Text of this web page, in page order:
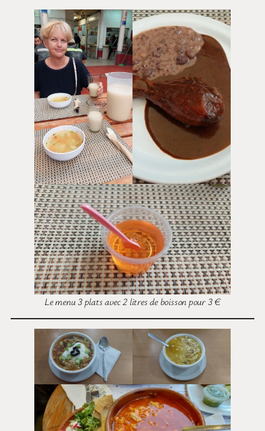
Le menu 3 plats avec 2 litres de boisson pour 3 €